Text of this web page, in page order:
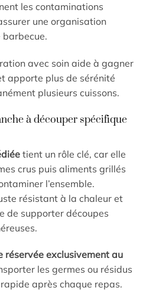
les contaminations
une organisation
avec soin aide à gagner
apporte plus de sérénité
plusieurs cuissons.
à découper spécifique
tient un rôle clé, car elle
crus puis aliments grillés
l’ensemble.
résistant à la chaleur et
de supporter découpes
réservée exclusivement au
les germes ou résidus
après chaque repas.